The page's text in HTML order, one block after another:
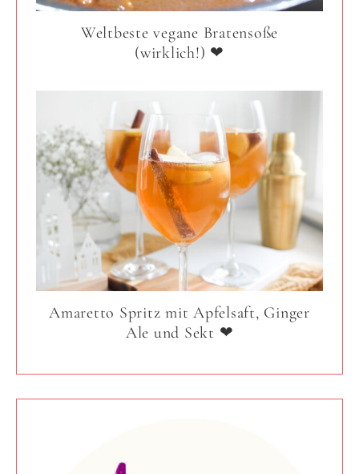
Weltbeste vegane Bratensoße
(wirklich!) ❤
Amaretto Spritz mit Apfelsaft, Ginger
Ale und Sekt ❤